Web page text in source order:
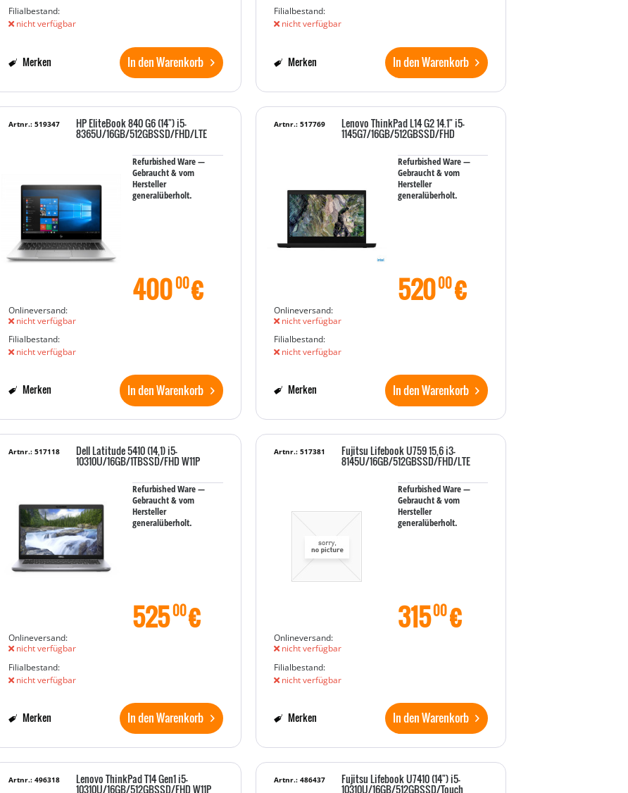
Filialbestand:
nicht verfügbar
In den Warenkorb
Merken
Filialbestand:
nicht verfügbar
In den Warenkorb
Merken
HP EliteBook 840 G6 (14") i5-
8365U/16GB/512GBSSD/FHD/LTE
Refurbished Ware —
Gebraucht & vom
Hersteller
generalüberholt.
Artnr.: 519347
40000€
Onlineversand:
nicht verfügbar
Filialbestand:
nicht verfügbar
In den Warenkorb
Merken
Lenovo ThinkPad L14 G2 14.1" i5-
1145G7/16GB/512GBSSD/FHD
Refurbished Ware —
Gebraucht & vom
Hersteller
generalüberholt.
Artnr.: 517769
52000€
Onlineversand:
nicht verfügbar
Filialbestand:
nicht verfügbar
In den Warenkorb
Merken
Dell Latitude 5410 (14,1) i5-
10310U/16GB/1TBSSD/FHD W11P
Refurbished Ware —
Gebraucht & vom
Hersteller
generalüberholt.
Artnr.: 517118
52500€
Onlineversand:
nicht verfügbar
Filialbestand:
nicht verfügbar
In den Warenkorb
Merken
Fujitsu Lifebook U759 15,6 i3-
8145U/16GB/512GBSSD/FHD/LTE
Refurbished Ware —
Gebraucht & vom
Hersteller
generalüberholt.
Artnr.: 517381
31500€
Onlineversand:
nicht verfügbar
Filialbestand:
nicht verfügbar
In den Warenkorb
Merken
Lenovo ThinkPad T14 Gen1 i5-
10310U/16GB/512GBSSD/FHD W11P
Artnr.: 496318 Fujitsu Lifebook U7410 (14") i5-
10310U/16GB/512GBSSD/Touch
Artnr.: 486437